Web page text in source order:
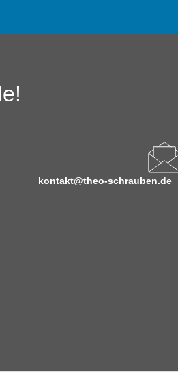
kontakt@theo-schrauben.de